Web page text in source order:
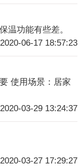
温功能有些差。
2020-06-17 18:57:23
使用场景：居家
2020-03-29 13:24:37
2020-03-27 17:29:27